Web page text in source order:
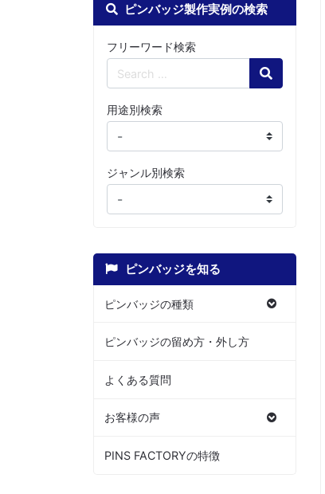
ピンバッジ製作実例の検索
フリーワード検索
Search
用途別検索
ジャンル別検索
ピンバッジを知る
ピンバッジの種類
ピンバッジの留め方・外し方
よくある質問
お客様の声
PINS FACTORYの特徴